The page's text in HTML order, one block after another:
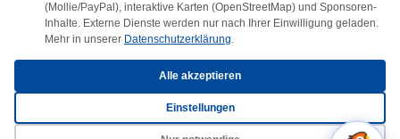
Folgen Sie uns!
facebook
E-Mail
(Mollie/PayPal), interaktive Karten (OpenStreetMap) und Sponsoren-
Inhalte. Externe Dienste werden nur nach Ihrer Einwilligung geladen.
Mehr in unserer Datenschutzerklärung.
Alle akzeptieren
Einstellungen